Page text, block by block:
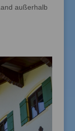
außerhalb